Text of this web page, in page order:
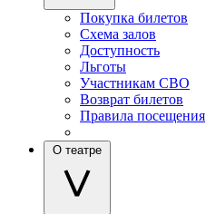
Покупка билетов
Схема залов
Доступность
Льготы
Участникам СВО
Возврат билетов
Правила посещения
О театре